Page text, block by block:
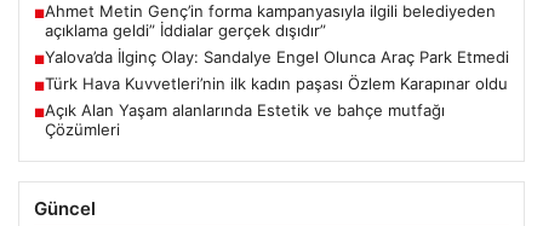
■Ahmet Metin Genç’in forma kampanyasıyla ilgili belediyeden
açıklama geldi” İddialar gerçek dışıdır”
■Yalova’da İlginç Olay: Sandalye Engel Olunca Araç Park Etmedi
■Türk Hava Kuvvetleri’nin ilk kadın paşası Özlem Karapınar oldu
■Açık Alan Yaşam alanlarında Estetik ve bahçe mutfağı
Çözümleri
Güncel